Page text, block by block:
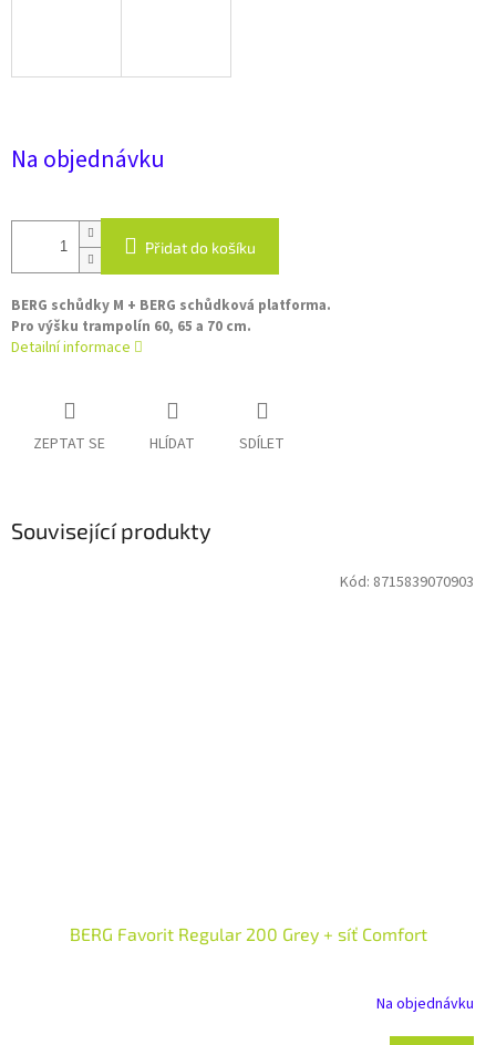
Na objednávku
Přidat do košíku
BERG schůdky M + BERG schůdková platforma.
Pro výšku trampolín 60, 65 a 70 cm.
Detailní informace
ZEPTAT SE HLÍDAT SDÍLET
Související produkty
BERG Favorit Regular 200 Grey + síť Comfort
Na objednávku
Kód: 8715839070903